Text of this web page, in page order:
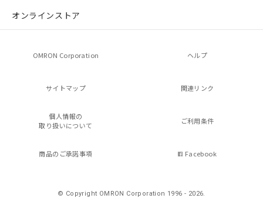
オンラインストア
OMRON Corporation ヘルプ
サイトマップ 関連リンク
個人情報の
取り扱いについて
ご利用条件
商品のご承諾事項 Facebook
© Copyright OMRON Corporation 1996 - 2026.